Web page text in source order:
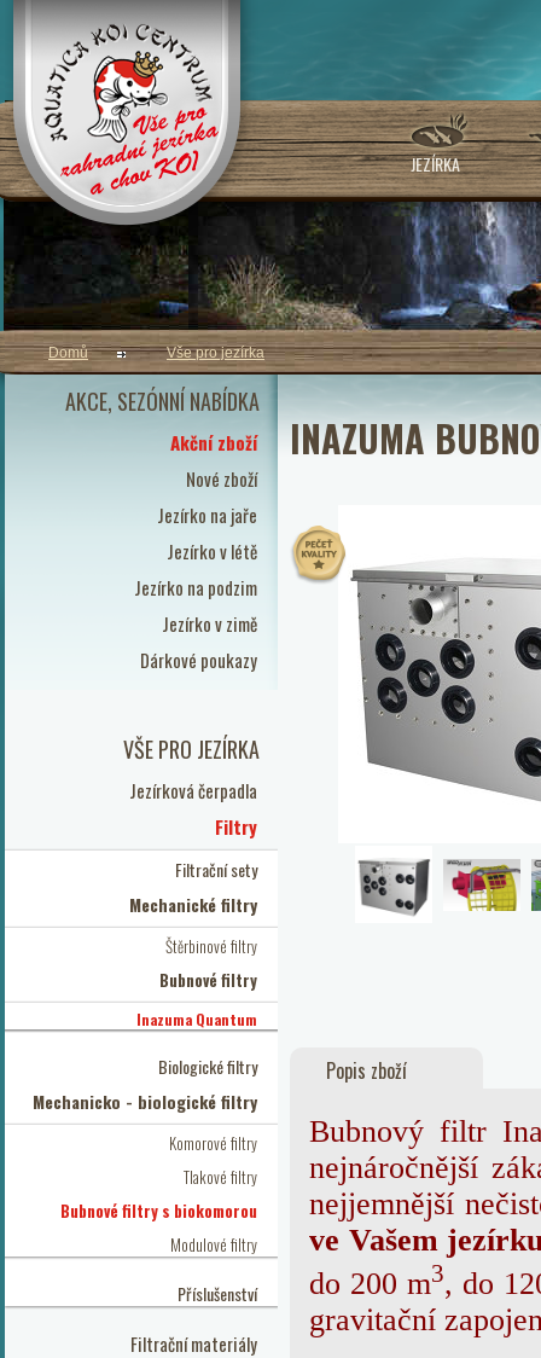
JEZÍRKA
AKCE, SEZÓNNÍ NABÍDKA
Akční zboží
Nové zboží
Jezírko na jaře
Jezírko v létě
Jezírko na podzim
Jezírko v zimě
Dárkové poukazy
VŠE PRO JEZÍRKA
Jezírková čerpadla
Filtry
Filtrační sety
Mechanické filtry
Štěrbinové filtry
Bubnové filtry
Inazuma Quantum
Biologické filtry
Mechanicko - biologické filtry
Komorové filtry
Tlakové filtry
Bubnové filtry s biokomorou
Modulové filtry
Příslušenství
Filtrační materiály
Domů Vše pro jezírka
INAZUMA
Popis zboží
Bubnový filtr
nejnáročnější
nejjemnější
ve Vašem
do 200 m3, do
gravitační